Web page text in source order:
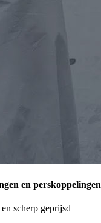
en perskoppelingen
scherp geprijsd